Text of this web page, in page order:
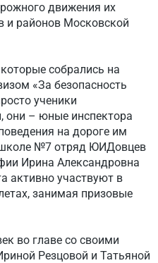
движения их
и районов Московской
собрались на
«За безопасность
ученики
они – юные инспектора
на дороге им
№7 отряд ЮИДовцев
Ирина Александровна
активно участвуют в
занимая призовые
во главе со своими
Резцовой и Татьяной